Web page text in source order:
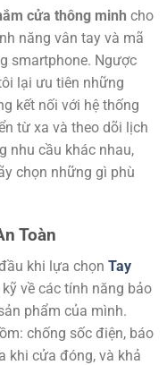
cửa thông minh cho
năng vân tay và mã
smartphone. Ngược
lại ưu tiên những
kết nối với hệ thống
từ xa và theo dõi lịch
nhu cầu khác nhau,
chọn những gì phù
Toàn
khi lựa chọn Tay
về các tính năng bảo
phẩm của mình.
chống sốc điện, báo
khi cửa đóng, và khả